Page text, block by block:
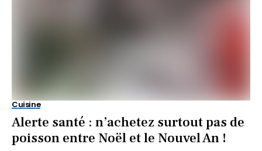
Cuisine
Alerte santé : n’achetez surtout pas de
poisson entre Noël et le Nouvel An !